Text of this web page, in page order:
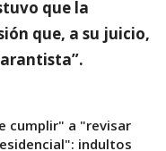
que la
que, a su juicio,
cumplir" a "revisar
indultos